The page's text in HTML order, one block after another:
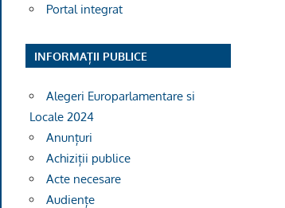
Portal integrat
INFORMAȚII PUBLICE
Alegeri Europarlamentare si
Locale 2024
Anunțuri
Achiziții publice
Acte necesare
Audiențe